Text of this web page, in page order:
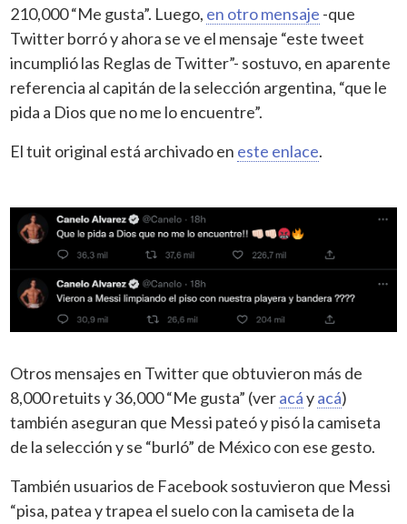
210,000 “Me gusta”. Luego, en otro mensaje -que
Twitter borró y ahora se ve el mensaje “este tweet
incumplió las Reglas de Twitter”- sostuvo, en aparente
referencia al capitán de la selección argentina, “que le
pida a Dios que no me lo encuentre”.
El tuit original está archivado en este enlace.
Otros mensajes en Twitter que obtuvieron más de
8,000 retuits y 36,000 “Me gusta” (veracáyacá)
también aseguran que Messi pateó y pisó la camiseta
de la selección y se “burló” de México con ese gesto.
También usuarios de Facebook sostuvieron que Messi
“pisa, patea y trapea el suelo con la camiseta de la